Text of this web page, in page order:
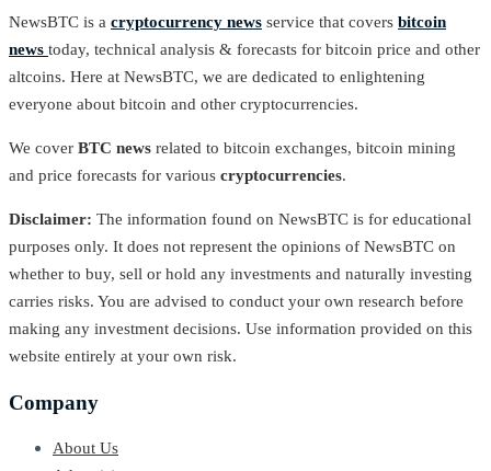
NewsBTC is a cryptocurrency news service that covers bitcoin
news today, technical analysis & forecasts for bitcoin price and other
altcoins. Here at NewsBTC, we are dedicated to enlightening
everyone about bitcoin and other cryptocurrencies.
We cover BTC news related to bitcoin exchanges, bitcoin mining
and price forecasts for various cryptocurrencies.
Disclaimer: The information found on NewsBTC is for educational
purposes only. It does not represent the opinions of NewsBTC on
whether to buy, sell or hold any investments and naturally investing
carries risks. You are advised to conduct your own research before
making any investment decisions. Use information provided on this
website entirely at your own risk.
Company
About Us